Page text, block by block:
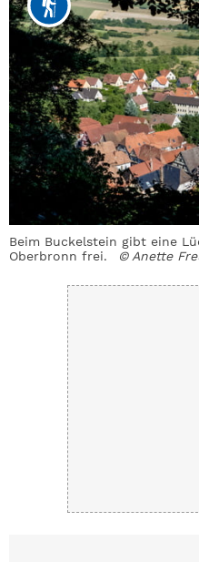
Beim Buckelstein gibt eine
Oberbronn frei.
© Anette